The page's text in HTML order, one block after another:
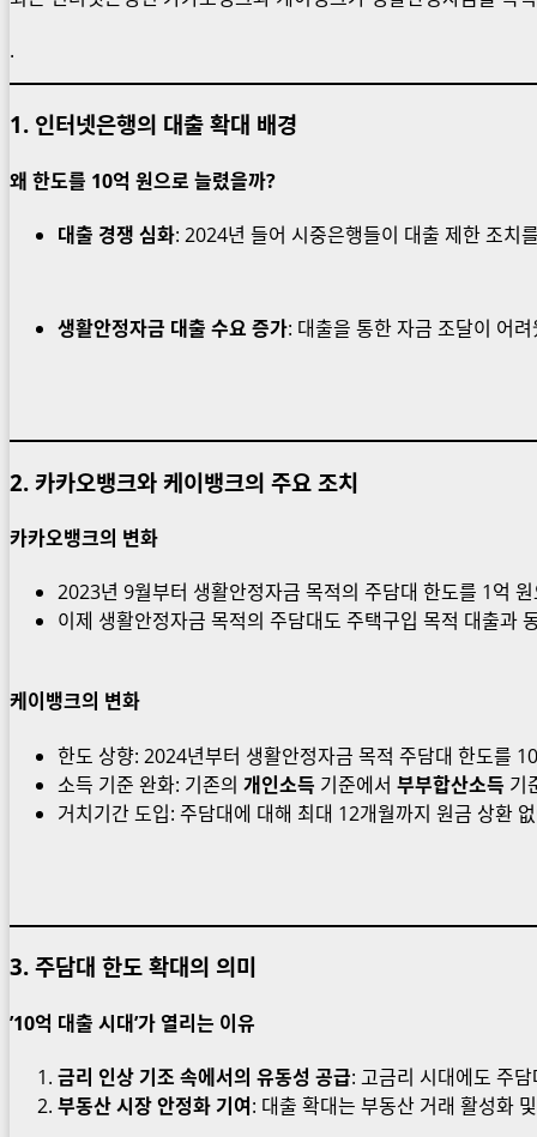
.
1. 인터넷은행의 대출 확대 배경
왜 한도를 10억 원으로 늘렸을까?
대출 경쟁 심화: 2024년 들어 시중은행들이 대출 제한 조치
생활안정자금 대출 수요 증가: 대출을 통한 자금 조달이 어
2. 카카오뱅크와 케이뱅크의 주요 조치
카카오뱅크의 변화
2023년 9월부터 생활안정자금 목적의 주담대 한도를 1억
이제 생활안정자금 목적의 주담대도 주택구입 목적 대출과
케이뱅크의 변화
한도 상향: 2024년부터 생활안정자금 목적 주담대 한도를
소득 기준 완화: 기존의 개인소득 기준에서 부부합산소득 기
거치기간 도입: 주담대에 대해 최대 12개월까지 원금 상환
3. 주담대 한도 확대의 의미
’10억 대출 시대’가 열리는 이유
금리 인상 기조 속에서의 유동성 공급: 고금리 시대에도 주
부동산 시장 안정화 기여: 대출 확대는 부동산 거래 활성화